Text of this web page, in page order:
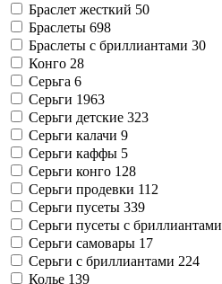
Браслет жесткий 50
Браслеты 698
Браслеты с бриллиантами 30
Конго 28
Серьга 6
Серьги 1963
Серьги детские 323
Серьги калачи 9
Серьги каффы 5
Серьги конго 128
Серьги продевки 112
Серьги пусеты 339
Серьги пусеты с бриллиантами
Серьги самовары 17
Серьги с бриллиантами 224
Колье 139